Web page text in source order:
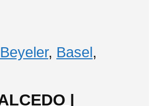
, Basel,
|